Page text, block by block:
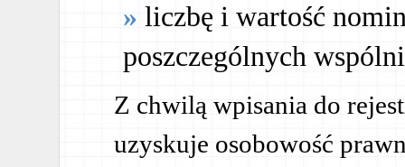
liczbę i wartość
poszczególnych
Z chwilą wpisania do
uzyskuje osobowość